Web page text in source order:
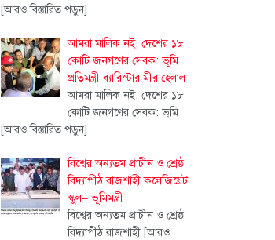
[আরও বিস্তারিত পড়ুন]
আমরা মালিক নই, দেশের ১৮
কোটি জনগণের সেবক: ভূমি
প্রতিমন্ত্রী ব্যারিস্টার মীর হেলাল
আমরা মালিক নই, দেশের ১৮
কোটি জনগণের সেবক: ভূমি
[আরও বিস্তারিত পড়ুন]
বিশ্বের অন্যতম প্রাচীন ও শ্রেষ্ঠ
বিদ্যাপীঠ রাজশাহী কলেজিয়েট
স্কুল– ভূমিমন্ত্রী
বিশ্বের অন্যতম প্রাচীন ও শ্রেষ্ঠ
বিদ্যাপীঠ রাজশাহী [আরও